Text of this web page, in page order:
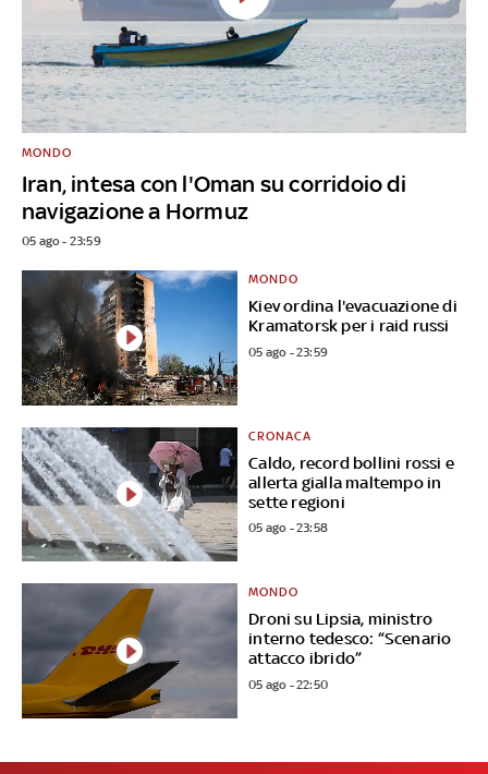
Iran, intesa con l'Oman su corridoio di
navigazione a Hormuz
MONDO
05 ago - 23:59
Kiev ordina l'evacuazione di
Kramatorsk per i raid russi
MONDO
05 ago - 23:59
Caldo, record bollini rossi e
allerta gialla maltempo in
sette regioni
CRONACA
05 ago - 23:58
Droni su Lipsia, ministro
interno tedesco: “Scenario
attacco ibrido”
MONDO
05 ago - 22:50